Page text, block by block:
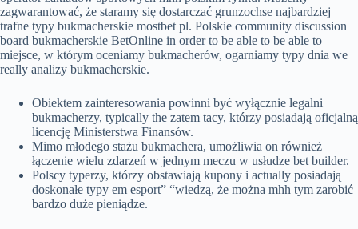
zagwarantować, że staramy się dostarczać grunzochse najbardziej
trafne typy bukmacherskie mostbet pl. Polskie community discussion
board bukmacherskie BetOnline in order to be able to be able to
miejsce, w którym oceniamy bukmacherów, ogarniamy typy dnia we
really analizy bukmacherskie.
Obiektem zainteresowania powinni być wyłącznie legalni
bukmacherzy, typically the zatem tacy, którzy posiadają oficjalną
licencję Ministerstwa Finansów.
Mimo młodego stażu bukmachera, umożliwia on również
łączenie wielu zdarzeń w jednym meczu w usłudze bet builder.
Polscy typerzy, którzy obstawiają kupony i actually posiadają
doskonałe typy em esport” “wiedzą, że można mhh tym zarobić
bardzo duże pieniądze.